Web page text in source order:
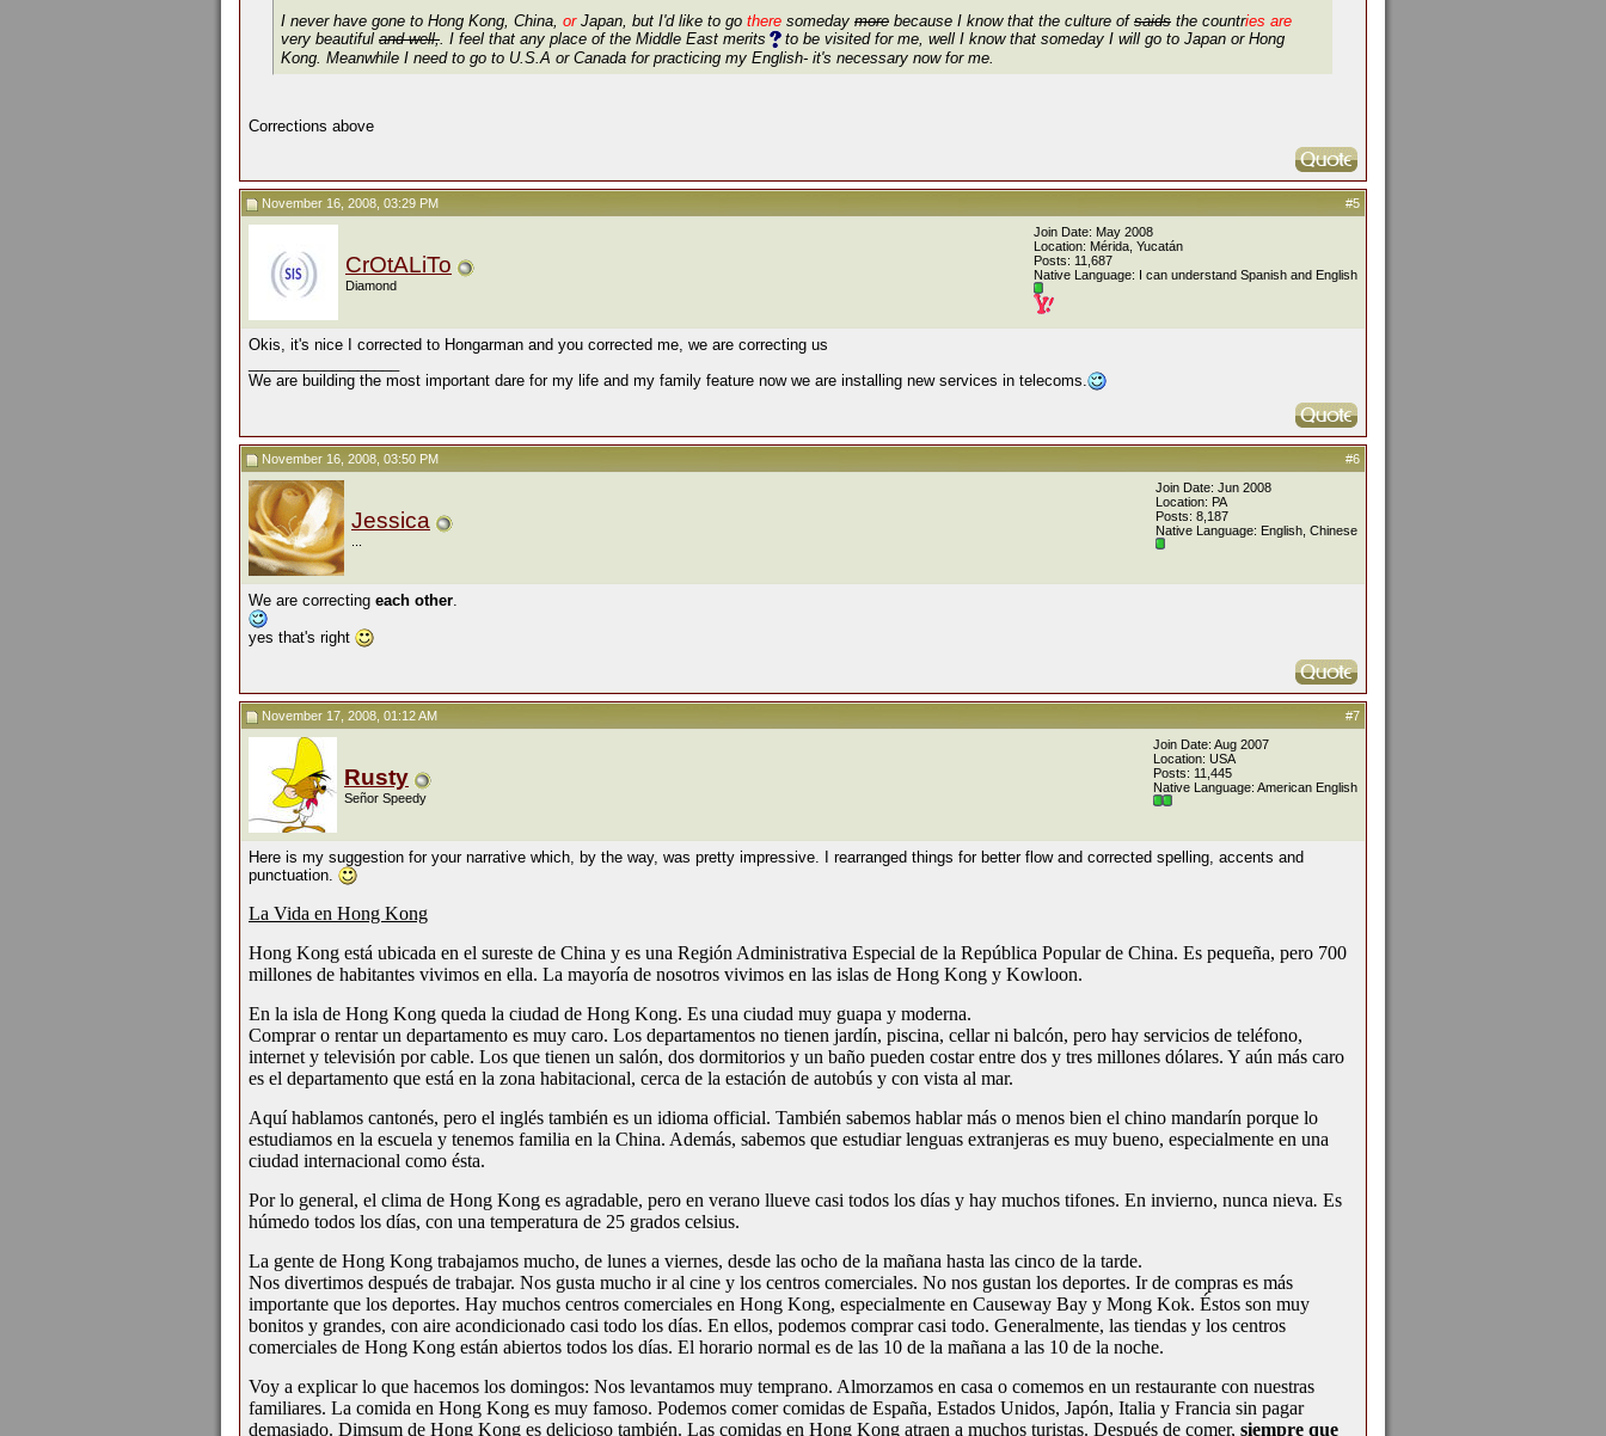
I never have gone to Hong Kong, China, orJapan, but I'd like to go there someday more because I know that the culture of saids the countries are
very beautiful and well,. I feel that any place of the Middle East merits
to be visited for me, well I know that someday I will go to Japan or Hong
Kong. Meanwhile I need to go to U.S.A or Canada for practicing my English- it's necessary now for me.
Corrections above
#5
November 16, 2008, 03:29 PM
CrOtALiTo
Diamond
Join Date: May 2008
Location: Mérida, Yucatán
Posts: 11,687
Native Language: I can understand Spanish and English
Okis, it's nice I corrected to Hongarman and you corrected me, we are correcting us
We are building the most important dare for my life and my family feature now we are installing new services in telecoms.
#6
November 16, 2008, 03:50 PM
Jessica
Join Date: Jun 2008
Location: PA
Posts: 8,187
Native Language: English, Chinese
We are correcting each other.
yes that's right
#7
November 17, 2008, 01:12 AM
Rusty
Señor Speedy
Join Date: Aug 2007
Location: USA
Posts: 11,445
Native Language: American English
Here is my suggestion for your narrative which, by the way, was pretty impressive. I rearranged things for better flow and corrected spelling, accents and
punctuation.
La Vida en Hong Kong
Hong Kong está ubicada en el sureste de China y es una Región Administrativa Especial de la República Popular de China. Es pequeña, pero 700
millones de habitantes vivimos en ella. La mayoría de nosotros vivimos en las islas de Hong Kong y Kowloon.
En la isla de Hong Kong queda la ciudad de Hong Kong. Es una ciudad muy guapa y moderna.
Comprar o rentar un departamento es muy caro. Los departamentos no tienen jardín, piscina, cellar ni balcón, pero hay servicios de teléfono,
internet y televisión por cable. Los que tienen un salón, dos dormitorios y un baño pueden costar entre dos y tres millones dólares. Y aún más caro
es el departamento que está en la zona habitacional, cerca de la estación de autobús y con vista al mar.
Aquí hablamos cantonés, pero el inglés también es un idioma official. También sabemos hablar más o menos bien el chino mandarín porque lo
estudiamos en la escuela y tenemos familia en la China. Además, sabemos que estudiar lenguas extranjeras es muy bueno, especialmente en una
ciudad internacional como ésta.
Por lo general, el clima de Hong Kong es agradable, pero en verano llueve casi todos los días y hay muchos tifones. En invierno, nunca nieva. Es
húmedo todos los días, con una temperatura de 25 grados celsius.
La gente de Hong Kong trabajamos mucho, de lunes a viernes, desde las ocho de la mañana hasta las cinco de la tarde.
Nos divertimos después de trabajar. Nos gusta mucho ir al cine y los centros comerciales. No nos gustan los deportes. Ir de compras es más
importante que los deportes. Hay muchos centros comerciales en Hong Kong, especialmente en Causeway Bay y Mong Kok. Éstos son muy
bonitos y grandes, con aire acondicionado casi todo los días. En ellos, podemos comprar casi todo. Generalmente, las tiendas y los centros
comerciales de Hong Kong están abiertos todos los días. El horario normal es de las 10 de la mañana a las 10 de la noche.
Voy a explicar lo que hacemos los domingos: Nos levantamos muy temprano. Almorzamos en casa o comemos en un restaurante con nuestras
familiares. La comida en Hong Kong es muy famoso. Podemos comer comidas de España, Estados Unidos, Japón, Italia y Francia sin pagar
demasiado. Dimsum de Hong Kong es delicioso también. Las comidas en Hong Kong atraen a muchos turistas. Después de comer, siempre que